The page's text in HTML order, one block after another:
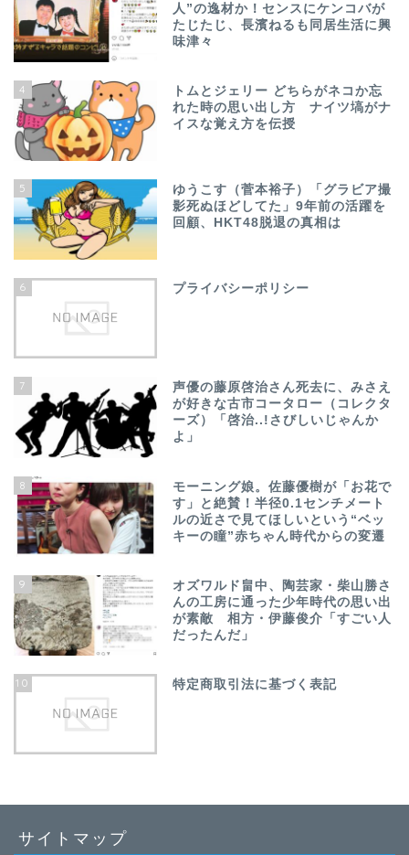
人”の逸材か！センスにケンコバが
たじたじ、長濱ねるも同居生活に興
味津々
4
トムとジェリー どちらがネコか忘
れた時の思い出し方 ナイツ塙がナ
イスな覚え方を伝授
5
ゆうこす（菅本裕子）「グラビア撮
影死ぬほどしてた」9年前の活躍を
回顧、HKT48脱退の真相は
6 プライバシーポリシー
7
声優の藤原啓治さん死去に、みさえ
が好きな古市コータロー（コレクタ
ーズ）「啓治..!さびしいじゃんか
よ」
8
モーニング娘。佐藤優樹が「お花で
す」と絶賛！半径0.1センチメート
ルの近さで見てほしいという“ベッ
キーの瞳”赤ちゃん時代からの変遷
9
オズワルド畠中、陶芸家・柴山勝さ
んの工房に通った少年時代の思い出
が素敵 相方・伊藤俊介「すごい人
だったんだ」
10 特定商取引法に基づく表記
サイトマップ